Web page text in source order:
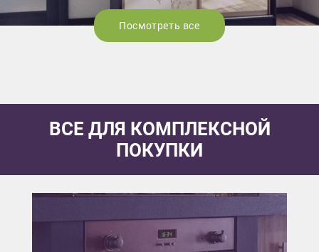
Посмотреть все
ВСЕ ДЛЯ КОМПЛЕКСНОЙ
ПОКУПКИ